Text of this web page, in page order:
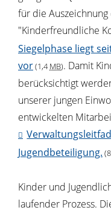
für die
"Kinderfreundliche
Siegelphase liegt
vor(1,4MB). Damit
berücksichtigt
unserer jungen
entwickelten
Jugendbeteiligung.
Kinder und
laufender Prozess.